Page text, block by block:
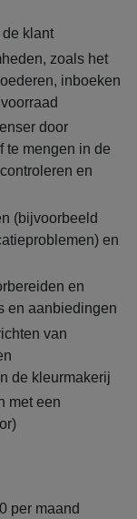
de klant
zoals het
inboeken
door
te mengen in de
en
(bijvoorbeeld
en
en
en aanbiedingen
van
de kleurmakerij
met een
per maand